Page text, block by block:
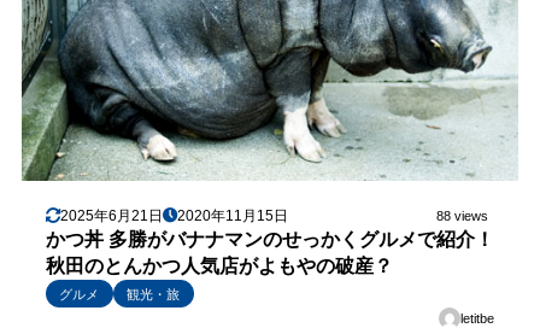
2025年6月21日 2020年11月15日 88 views
かつ丼 多勝がバナナマンのせっかくグルメで紹介！
秋田のとんかつ人気店がよもやの破産？
グルメ
観光・旅
letitbe